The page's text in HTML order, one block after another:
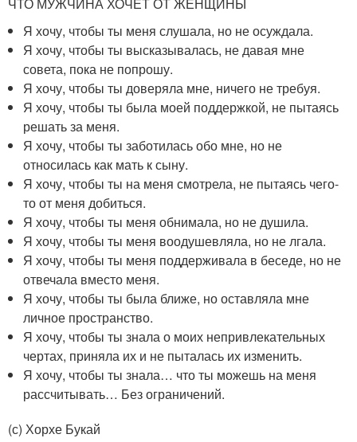
Я хочу, чтобы ты меня слушала, но не осуждала.
Я хочу, чтобы ты высказывалась, не давая мне
совета, пока не попрошу.
Я хочу, чтобы ты доверяла мне, ничего не требуя.
Я хочу, чтобы ты была моей поддержкой, не пытаясь
решать за меня.
Я хочу, чтобы ты заботилась обо мне, но не
относилась как мать к сыну.
Я хочу, чтобы ты на меня смотрела, не пытаясь чего-
то от меня добиться.
Я хочу, чтобы ты меня обнимала, но не душила.
Я хочу, чтобы ты меня воодушевляла, но не лгала.
Я хочу, чтобы ты меня поддерживала в беседе, но не
отвечала вместо меня.
Я хочу, чтобы ты была ближе, но оставляла мне
личное пространство.
Я хочу, чтобы ты знала о моих непривлекательных
чертах, приняла их и не пыталась их изменить.
Я хочу, чтобы ты знала… что ты можешь на меня
рассчитывать… Без ограничений.
(с) Хорхе Букай